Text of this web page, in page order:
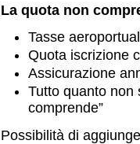
La quota non
Tasse
Quota iscrizione
Assicurazione
Tutto quanto non
comprende”
Possibilità di